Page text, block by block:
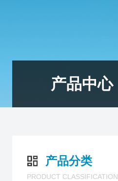
产品中心
产品分类
PRODUCT CLASSIFICATION